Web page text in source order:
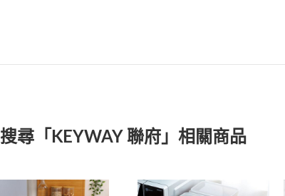
搜尋「KEYWAY 聯府」相關商品